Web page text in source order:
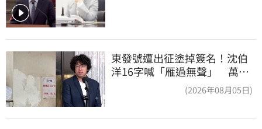
東發號遭出征塗掉簽名！沈伯
洋16字喊「雁過無聲」 萬人
(2026年08月05日)